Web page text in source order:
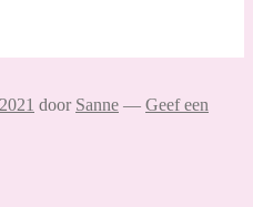
door Sanne — Geef een